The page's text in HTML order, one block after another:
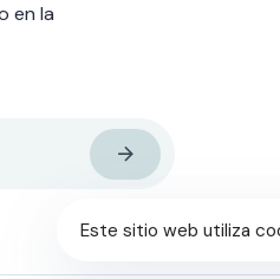
en la
Este sitio web utiliza